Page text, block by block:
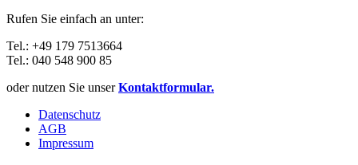
Rufen Sie einfach an unter:
Tel.: +49 179 7513664
Tel.: 040 548 900 85
oder nutzen Sie unserKontaktformular.
Datenschutz
AGB
Impressum